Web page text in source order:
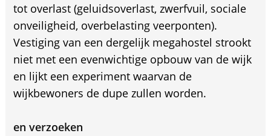
tot overlast (geluidsoverlast, zwerfvuil, sociale
onveiligheid, overbelasting veerponten).
Vestiging van een dergelijk megahostel strookt
niet met een evenwichtige opbouw van de wijk
en lijkt een experiment waarvan de
wijkbewoners de dupe zullen worden.
en verzoeken